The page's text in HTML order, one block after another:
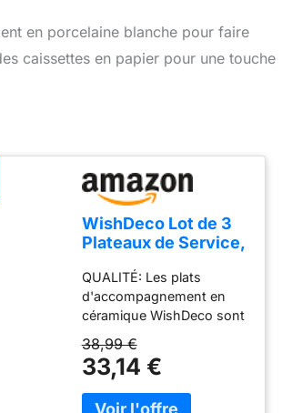
en porcelaine blanche pour faire
caissettes en papier pour une touche
WishDeco Lot de 3
Plateaux de Service,
Rectangulaires
Blanches 35x15 cm,
Grandes Assiettes à
Dîner en Porcelaine,
Plateaux de fête
pour Dessert, Buffet,
Entrée, Steak
QUALITÉ: Les plats
d'accompagnement en
céramique WishDeco sont
fabriqués en porcelaine
professionnelle durable,
les plats sont résistants et
durables ainsi qu'élégants.
38,99 €
33,14 €